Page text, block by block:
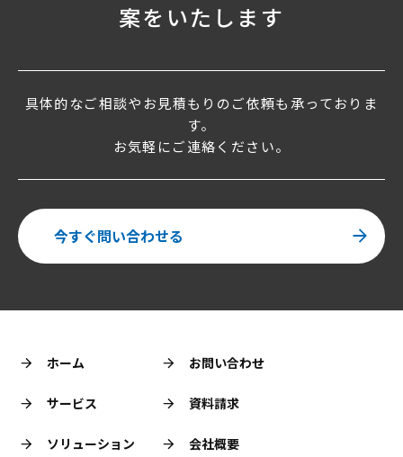
案をいたします
具体的なご相談やお見積もりのご依頼も承っておりま
す。
お気軽にご連絡ください。
今すぐ問い合わせる
ホーム
サービス
ソリューション
お問い合わせ
資料請求
会社概要